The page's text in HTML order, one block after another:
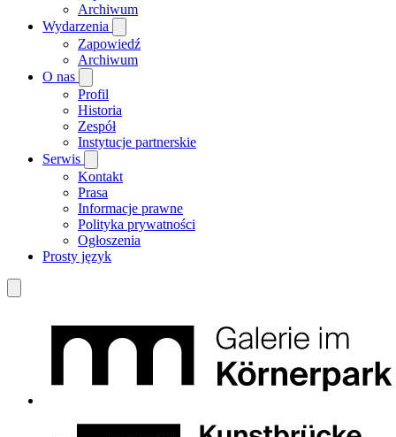
Archiwum
Wydarzenia
Zapowiedź
Archiwum
O nas
Profil
Historia
Zespół
Instytucje partnerskie
Serwis
Kontakt
Prasa
Informacje prawne
Polityka prywatności
Ogłoszenia
Prosty język